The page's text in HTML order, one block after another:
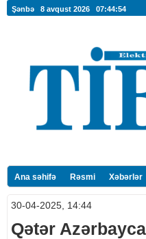
Şənbə 8 avqust 2026 07:44:55
Ana səhifə Rəsmi Xəbərlər
30-04-2025, 14:44
Qətər